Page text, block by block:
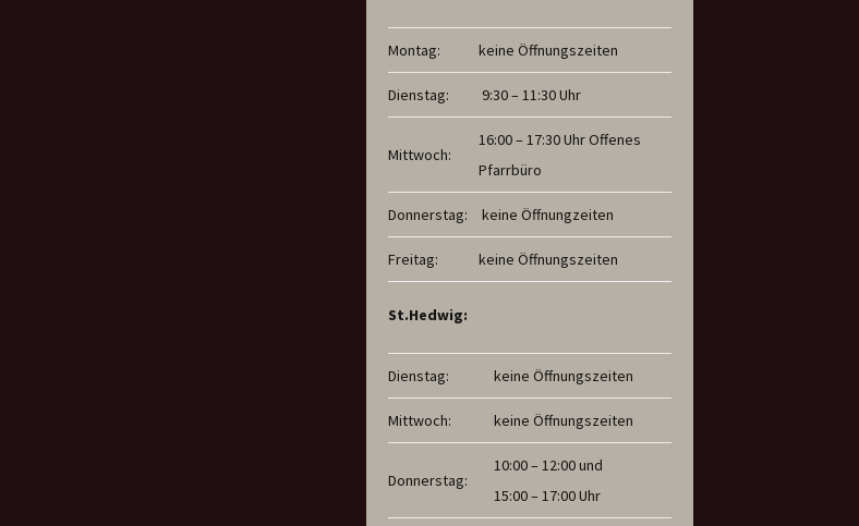
Montag: keine Öffnungszeiten
Dienstag: 9:30 – 11:30 Uhr
Mittwoch:
16:00 – 17:30 Uhr Offenes
Pfarrbüro
Donnerstag: keine Öffnungzeiten
Freitag: keine Öffnungszeiten
St.Hedwig:
Dienstag: keine Öffnungszeiten
Mittwoch: keine Öffnungszeiten
Donnerstag:
10:00 – 12:00 und
15:00 – 17:00 Uhr